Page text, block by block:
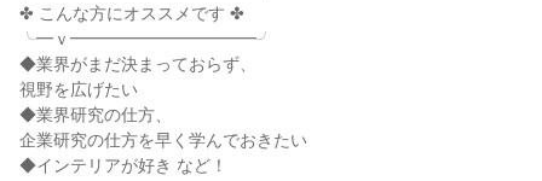
✤ こんな方にオススメです ✤
╰━ｖ━━━━━━━━━━━╯
◆業界がまだ決まっておらず、
視野を広げたい
◆業界研究の仕方、
企業研究の仕方を早く学んでおきたい
◆インテリアが好き など！